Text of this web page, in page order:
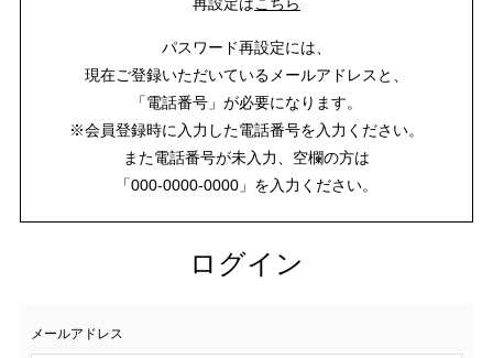
再設定はこちら
パスワード再設定には、
現在ご登録いただいているメールアドレスと、
「電話番号」が必要になります。
※会員登録時に入力した電話番号を入力ください。
また電話番号が未入力、空欄の方は
「000-0000-0000」を入力ください。
ログイン
メールアドレス